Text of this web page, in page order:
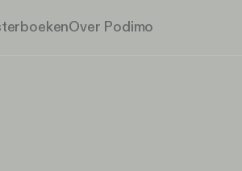
Over Podimo